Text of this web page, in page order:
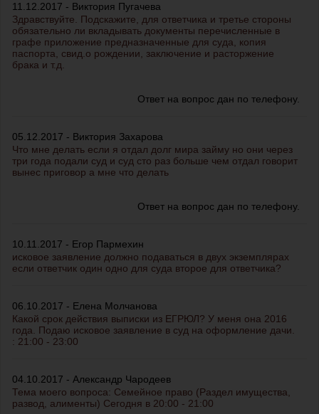
11.12.2017 - Виктория Пугачева
Здравствуйте. Подскажите, для ответчика и третье стороны
обязательно ли вкладывать документы перечисленные в
графе приложение предназначенные для суда, копия
паспорта, свид.о рождении, заключение и расторжение
брака и т.д.
Ответ на вопрос дан по телефону.
05.12.2017 - Виктория Захарова
Что мне делать если я отдал долг мира займу но они через
три года подали суд и суд сто раз больше чем отдал говорит
вынес приговор а мне что делать
Ответ на вопрос дан по телефону.
10.11.2017 - Егор Пармехин
исковое заявление должно подаваться в двух экземплярах
если ответчик один одно для суда второе для ответчика?
06.10.2017 - Елена Молчанова
Какой срок действия выписки из ЕГРЮЛ? У меня она 2016
года. Подаю исковое заявление в суд на оформление дачи.
: 21:00 - 23:00
04.10.2017 - Александр Чародеев
Тема моего вопроса: Семейное право (Раздел имущества,
развод, алименты) Сегодня в 20:00 - 21:00